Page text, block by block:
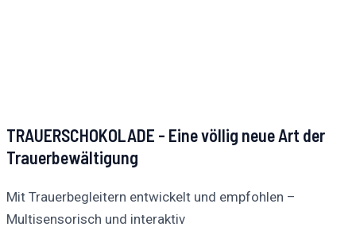
TRAUERSCHOKOLADE - Eine völlig neue Art der
Trauerbewältigung
Mit Trauerbegleitern entwickelt und empfohlen –
Multisensorisch und interaktiv